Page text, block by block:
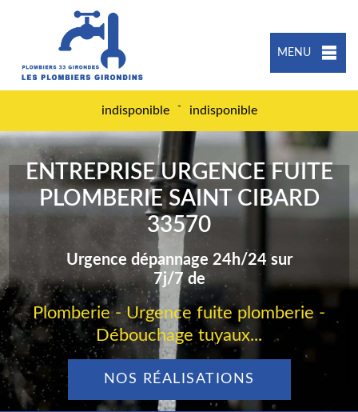
MENU
indisponible - indisponible
ENTREPRISE URGENCE FUITE
PLOMBERIE SAINT CIBARD
33570
Urgence dépannage 24h/24 sur
7j/7 de
Plomberie - Urgence fuite plomberie -
Débouchage tuyaux...
NOS RÉALISATIONS